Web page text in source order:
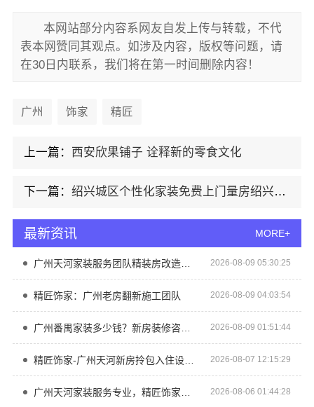
本网站部分内容系网友自发上传与转载，不代
表本网赞同其观点。如涉及内容，版权等问题，请
在30日内联系，我们将在第一时间删除内容！
广州 饰家 精匠
上一篇： 西安欣果铺子 诠释新的零食文化
下一篇：绍兴城区个性化家装免费上门量房绍兴卓鑫装饰材料有限公司
最新资讯 MORE+
广州天河家装服务团队精装房改造精匠饰家专业施工 2026-08-09 05:30:25
精匠饰家：广州老房翻新施工团队 2026-08-09 04:03:54
2026-08-09 01:51:44
精匠饰家-广州天河新房拎包入住设计团队 2026-08-07 12:15:29
2026-08-06 01:44:28